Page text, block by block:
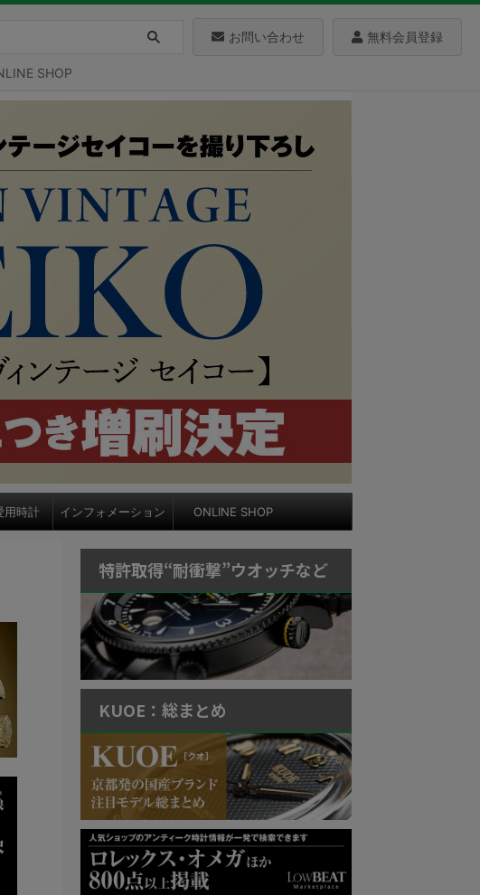
お問い合わせ 無料会員登録
SHOP
用時計 インフォメーション ONLINE SHOP
特許取得“耐衝撃”ウオッチなど
KUOE：総まとめ